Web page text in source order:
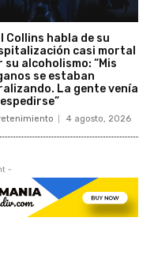
Collins habla de su
casi mortal
su alcoholismo: “Mis
se estaban
La gente venía
4 agosto, 2026
-